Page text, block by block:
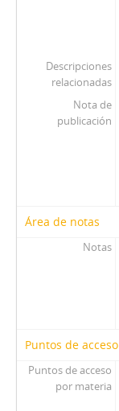
Descripciones
relacionadas
Nota de
publicación
Área de notas
Notas
Puntos de acceso
Puntos de acceso
por materia